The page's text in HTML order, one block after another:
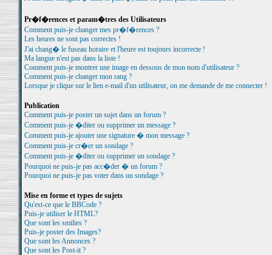
Pr�f�rences et param�tres des Utilisateurs
Comment puis-je changer mes pr�f�rences ?
Les heures ne sont pas correctes !
J'ai chang� le fuseau horaire et l'heure est toujours incorrecte !
Ma langue n'est pas dans la liste !
Comment puis-je montrer une image en dessous de mon nom d'utilisateur ?
Comment puis-je changer mon rang ?
Lorsque je clique sur le lien e-mail d'un utilisateur, on me demande de me connecter !
Publication
Comment puis-je poster un sujet dans un forum ?
Comment puis-je �diter ou supprimer un message ?
Comment puis-je ajouter une signature � mon message ?
Comment puis-je cr�er un sondage ?
Comment puis-je �diter ou supprimer un sondage ?
Pourquoi ne puis-je pas acc�der � un forum ?
Pourquoi ne puis-je pas voter dans un sondage ?
Mise en forme et types de sujets
Qu'est-ce que le BBCode ?
Puis-je utiliser le HTML?
Que sont les smilies ?
Puis-je poster des Images?
Que sont les Annonces ?
Que sont les Post-it ?